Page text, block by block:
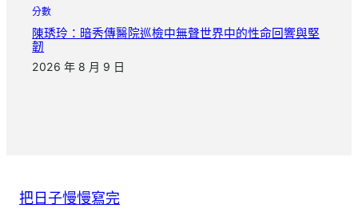
分數
陳琇玲：暗秀傳醫院巡檢中無聲世界中的性命回響與堅
韌
2026 年 8 月 9 日
把日子慢慢寫完